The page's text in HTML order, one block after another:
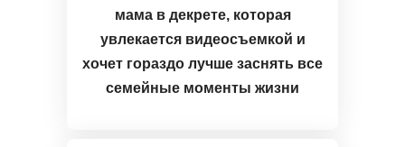
мама в декрете, которая
увлекается видеосъемкой и
хочет гораздо лучше заснять все
семейные моменты жизни